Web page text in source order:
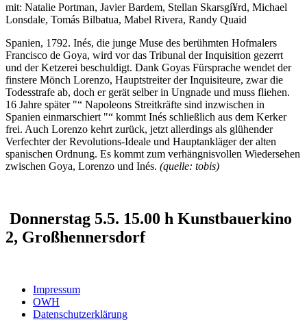
mit: Natalie Portman, Javier Bardem, Stellan Skarsgí¥rd, Michael
Lonsdale, Tomás Bilbatua, Mabel Rivera, Randy Quaid
Spanien, 1792. Inés, die junge Muse des berühmten Hofmalers
Francisco de Goya, wird vor das Tribunal der Inquisition gezerrt
und der Ketzerei beschuldigt. Dank Goyas Fürsprache wendet der
finstere Mönch Lorenzo, Hauptstreiter der Inquisiteure, zwar die
Todesstrafe ab, doch er gerät selber in Ungnade und muss fliehen.
16 Jahre später "“ Napoleons Streitkräfte sind inzwischen in
Spanien einmarschiert "“ kommt Inés schließlich aus dem Kerker
frei. Auch Lorenzo kehrt zurück, jetzt allerdings als glühender
Verfechter der Revolutions-Ideale und Hauptankläger der alten
spanischen Ordnung. Es kommt zum verhängnisvollen Wiedersehen
zwischen Goya, Lorenzo und Inés. (quelle: tobis)
Donnerstag 5.5. 15.00 h Kunstbauerkino
2, Großhennersdorf
Impressum
OWH
Datenschutzerklärung